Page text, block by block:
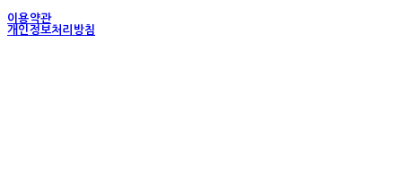
이용약관
개인정보처리방침